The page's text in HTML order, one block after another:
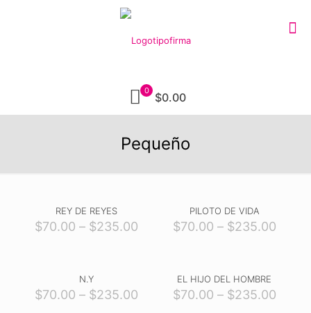
0 $0.00
Pequeño
REY DE REYES
$70.00 – $235.00
PILOTO DE VIDA
$70.00 – $235.00
N.Y
$70.00 – $235.00
EL HIJO DEL HOMBRE
$70.00 – $235.00